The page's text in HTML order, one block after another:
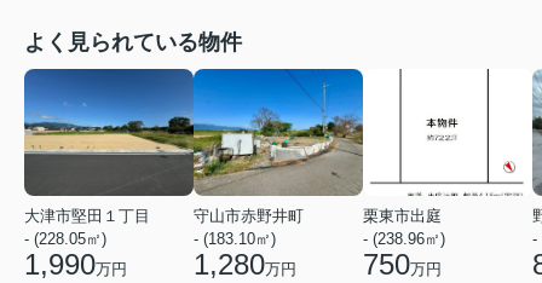
よく見られている物件
大津市堅田１丁目
- (228.05㎡)
1,990万円
守山市赤野井町
- (183.10㎡)
1,280万円
栗東市出庭
- (238.96㎡)
750万円
-